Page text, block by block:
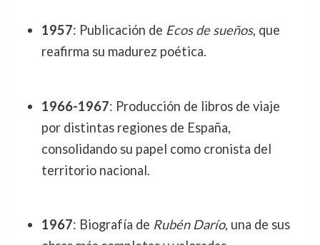
1957: Publicación de Ecos de sueños, que
reafirma su madurez poética.
1966-1967: Producción de libros de viaje
por distintas regiones de España,
consolidando su papel como cronista del
territorio nacional.
1967: Biografía de Rubén Darío, una de sus